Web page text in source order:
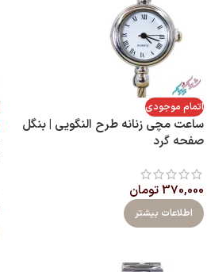
اتمام موجودی
ساعت مچی زنانه طرح النگویی | بنگل
صفحه گرد
370,000تومان
اطلاعات بیشتر